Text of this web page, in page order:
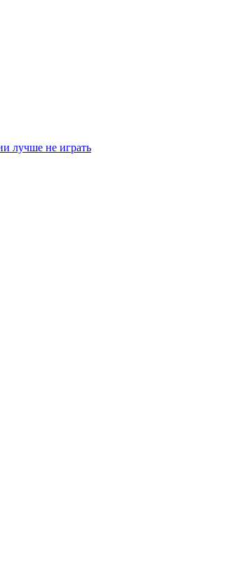
лучше не играть